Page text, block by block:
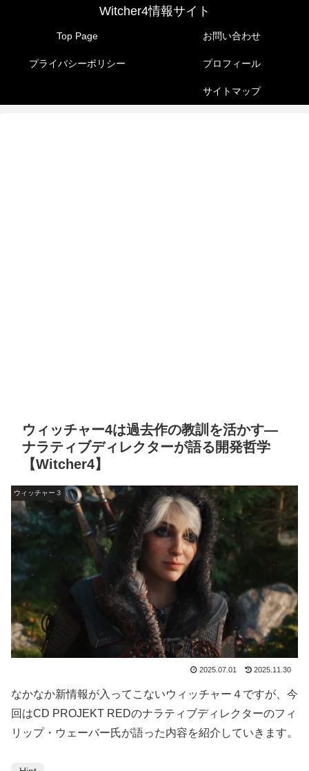
Witcher4情報サイト
Top Page お問い合わせ
プライバシーポリシー プロフィール
サイトマップ
ウィッチャー4は過去作の教訓を活かす―
ナラティブディレクターが語る開発哲学
【Witcher4】
ウィッチャー３
2025.07.01 2025.11.30
なかなか新情報が入ってこないウィッチャー４ですが、今
回はCD PROJEKT REDのナラティブディレクターのフィ
リップ・ウェーバー氏が語った内容を紹介していきます。